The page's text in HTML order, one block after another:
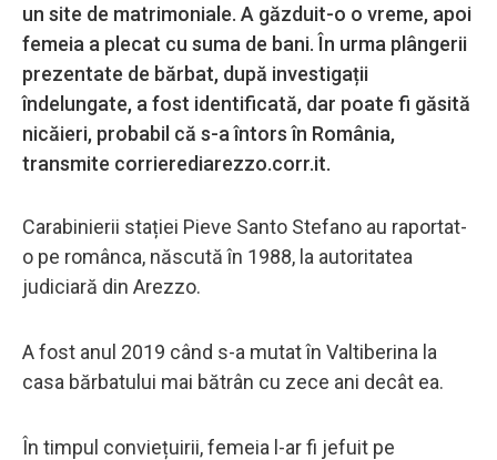
un site de matrimoniale. A găzduit-o o vreme, apoi
femeia a plecat cu suma de bani. În urma plângerii
prezentate de bărbat, după investigații
îndelungate, a fost identificată, dar poate fi găsită
nicăieri, probabil că s-a întors în România,
transmite corrierediarezzo.corr.it.
Carabinierii stației Pieve Santo Stefano au raportat-
o ​​pe românca, născută în 1988, la autoritatea
judiciară din Arezzo.
A fost anul 2019 când s-a mutat în Valtiberina la
casa bărbatului mai bătrân cu zece ani decât ea.
În timpul conviețuirii, femeia l-ar fi jefuit pe